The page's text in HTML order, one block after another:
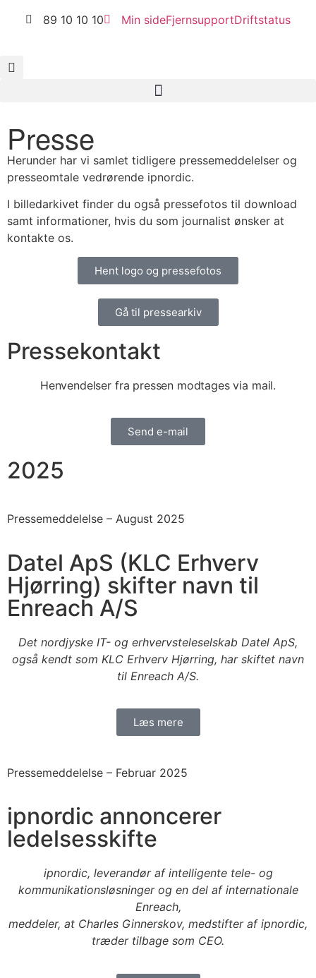
89 10 10 10 Min sideFjernsupportDriftstatus
Presse
Herunder har vi samlet tidligere pressemeddelelser og
presseomtale vedrørende ipnordic.
I billedarkivet finder du også pressefotos til download
samt informationer, hvis du som journalist ønsker at
kontakte os.
Hent logo og pressefotos
Gå til pressearkiv
Pressekontakt
Henvendelser fra pressen modtages via mail.
Send e-mail
2025
Pressemeddelelse – August 2025
Datel ApS (KLC Erhverv
Hjørring) skifter navn til
Enreach A/S
Det nordjyske IT- og erhvervsteleselskab Datel ApS,
også kendt som KLC Erhverv Hjørring, har skiftet navn
til Enreach A/S.
Læs mere
Pressemeddelelse – Februar 2025
ipnordic annoncerer
ledelsesskifte
ipnordic, leverandør af intelligente tele- og
kommunikationsløsninger og en del af internationale
Enreach,
meddeler, at Charles Ginnerskov, medstifter af ipnordic,
træder tilbage som CEO.